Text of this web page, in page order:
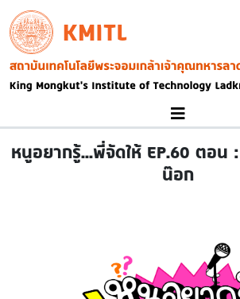
Skip to main content
KMITL
Image
หนูอยากรู้...พี่จัดให้ EP.60 ตอ
น๊อก